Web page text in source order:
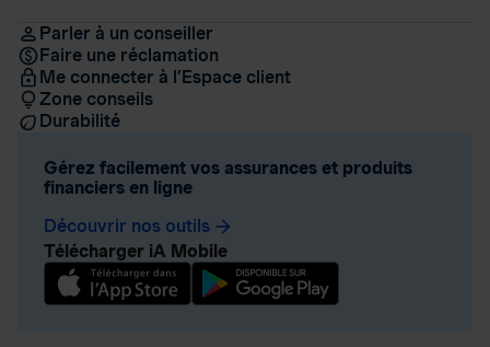
Parler à un conseiller
Faire une réclamation
Me connecter à l’Espace client
Zone conseils
Durabilité
Gérez facilement vos assurances et produits
financiers en ligne
Découvrir nos outils arrow_forward
Télécharger iA Mobile